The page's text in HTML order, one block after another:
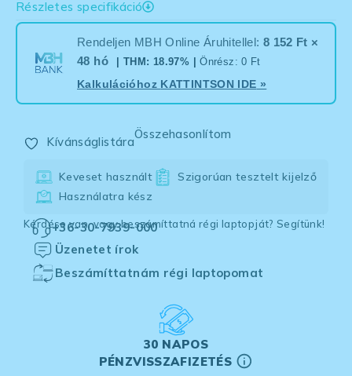
Részletes specifikáció
Rendeljen MBH Online Áruhitellel: 8 152 Ft ×
48 hó
| THM: 18.97% |Önrész: 0 Ft
Kalkulációhoz KATTINTSON IDE »
Kívánságlistára
Összehasonlítom
Keveset használt
Szigorúan tesztelt kijelző
Használatra kész
Kérdése van, vagy beszámíttatná régi laptopját? Segítünk!
+36-30-7939-000
Üzenetet írok
Beszámíttatnám régi laptopomat
30 NAPOS
PÉNZVISSZAFIZETÉS